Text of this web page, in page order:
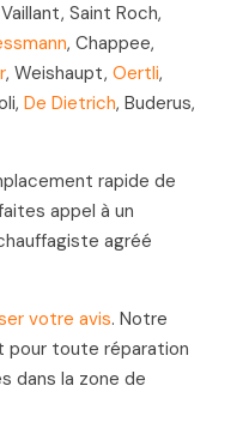
Saint Roch,
, Chappee,
, Weishaupt, Oertli,
De Dietrich, Buderus,
rapide de
appel à un
agréé
votre avis. Notre
pour toute réparation
dans la zone de